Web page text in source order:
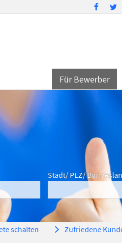
Für Bewerber
Stadt/ PLZ/
schalten
Zufriedene